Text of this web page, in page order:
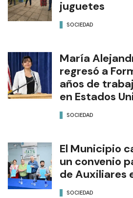
juguetes
SOCIEDAD
María
regresó a
años de
en Estados
SOCIEDAD
El Municipio
un convenio
de Auxiliares
SOCIEDAD